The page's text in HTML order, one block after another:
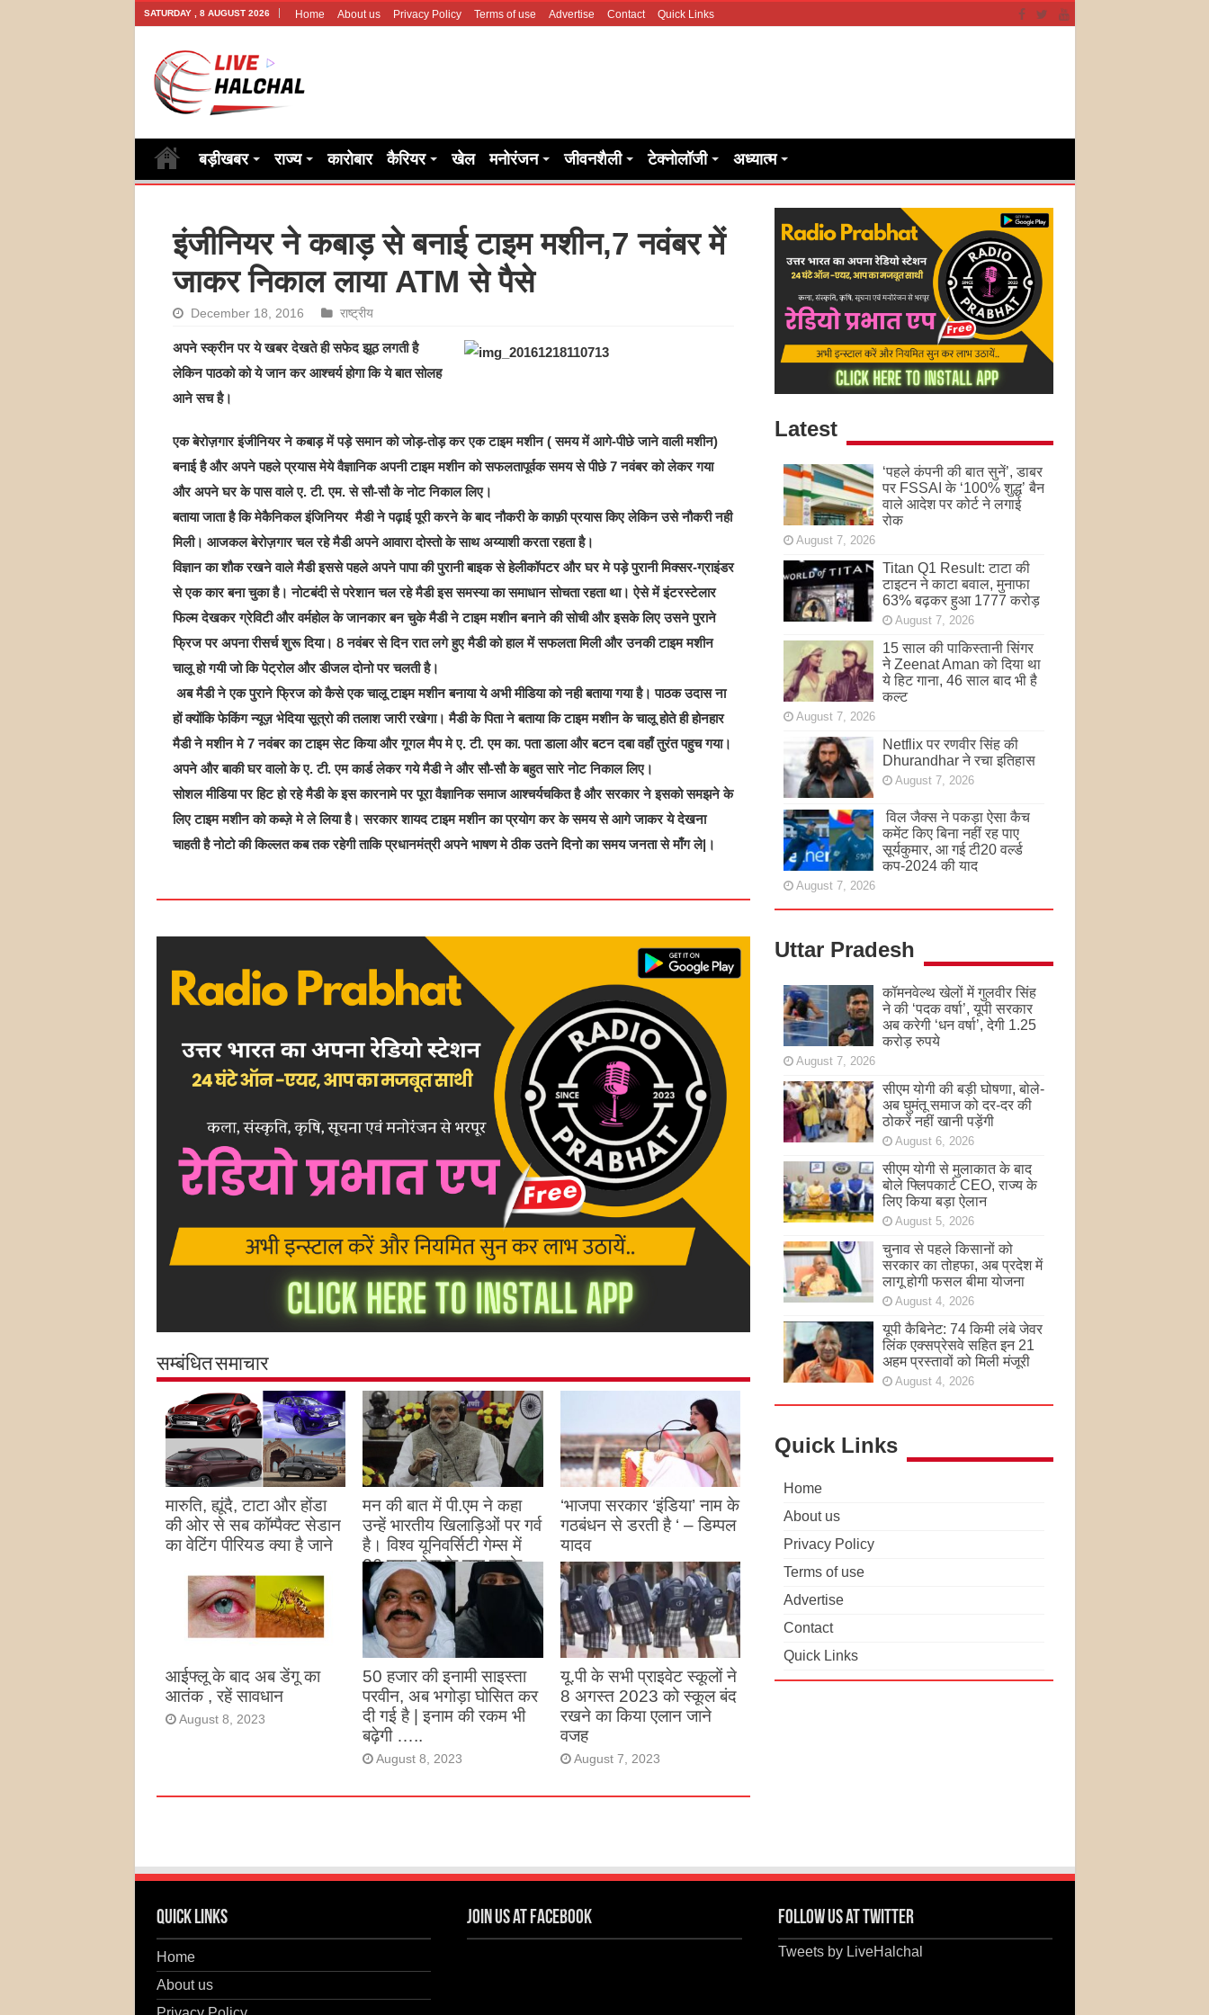
SATURDAY , 8 AUGUST 2026 Home About us Privacy Policy Terms of use Advertise Contact Quick Links
बड़ीखबर राज्य कारोबार कैरियर खेल मनोरंजन जीवनशैली टेक्नोलॉजी अध्यात्म
इंजीनियर ने कबाड़ से बनाई टाइम मशीन,7 नवंबर में
जाकर निकाल लाया ATM से पैसे
December 18, 2016 राष्ट्रीय
अपने स्क्रीन पर ये खबर देखते ही सफेद झूठ लगती है
लेकिन पाठको को ये जान कर आश्चर्य होगा कि ये बात सोलह
आने सच है।
एक बेरोज़गार इंजीनियर ने कबाड़ में पड़े समान को जोड़-तोड़ कर एक टाइम मशीन ( समय में आगे-पीछे जाने वाली मशीन)
बनाई है और अपने पहले प्रयास मेये वैज्ञानिक अपनी टाइम मशीन को सफलतापूर्वक समय से पीछे 7 नवंबर को लेकर गया
और अपने घर के पास वाले ए. टी. एम. से सौ-सौ के नोट निकाल लिए।
बताया जाता है कि मेकैनिकल इंजिनियर मैडी ने पढ़ाई पूरी करने के बाद नौकरी के काफ़ी प्रयास किए लेकिन उसे नौकरी नही
मिली। आजकल बेरोज़गार चल रहे मैडी अपने आवारा दोस्तो के साथ अय्याशी करता रहता है।
विज्ञान का शौक रखने वाले मैडी इससे पहले अपने पापा की पुरानी बाइक से हेलीकॉपटर और घर मे पड़े पुरानी मिक्सर-ग्राइंडर
से एक कार बना चुका है। नोटबंदी से परेशान चल रहे मैडी इस समस्या का समाधान सोचता रहता था। ऐसे में इंटरस्टेलार
फिल्म देखकर ग्रेविटी और वर्महोल के जानकार बन चुके मैडी ने टाइम मशीन बनाने की सोची और इसके लिए उसने पुराने
फ्रिज पर अपना रीसर्च शुरू दिया। 8 नवंबर से दिन रात लगे हुए मैडी को हाल में सफलता मिली और उनकी टाइम मशीन
चालू हो गयी जो कि पेट्रोल और डीजल दोनो पर चलती है।
अब मैडी ने एक पुराने फ्रिज को कैसे एक चालू टाइम मशीन बनाया ये अभी मीडिया को नही बताया गया है। पाठक उदास ना
हों क्योंकि फेकिंग न्यूज़ भेदिया सूत्रो की तलाश जारी रखेगा। मैडी के पिता ने बताया कि टाइम मशीन के चालू होते ही होनहार
मैडी ने मशीन मे 7 नवंबर का टाइम सेट किया और गूगल मैप मे ए. टी. एम का. पता डाला और बटन दबा वहाँ तुरंत पहुच गया।
अपने और बाकी घर वालो के ए. टी. एम कार्ड लेकर गये मैडी ने और सौ-सौ के बहुत सारे नोट निकाल लिए।
सोशल मीडिया पर हिट हो रहे मैडी के इस कारनामे पर पूरा वैज्ञानिक समाज आश्चर्यचकित है और सरकार ने इसको समझने के
लिए टाइम मशीन को कब्ज़े मे ले लिया है। सरकार शायद टाइम मशीन का प्रयोग कर के समय से आगे जाकर ये देखना
चाहती है नोटो की किल्लत कब तक रहेगी ताकि प्रधानमंत्री अपने भाषण मे ठीक उतने दिनो का समय जनता से माँग ले|।
सम्बंधित समाचार
मारुति, ह्यूंदै, टाटा और होंडा
की ओर से सब कॉम्पैक्ट सेडान
का वेटिंग पीरियड क्या है जाने
मन की बात में पी.एम ने कहा
उन्हें भारतीय खिलाड़िओं पर गर्व
है। विश्व यूनिवर्सिटी गेम्स में
26 पदक देश के नाम करके
उन्होंने देश का नाम रोशन किया
है
August 27, 2023
‘भाजपा सरकार ‘इंडिया’ नाम के
गठबंधन से डरती है ‘ – डिम्पल
यादव
August 26, 2023
आईफ्लू के बाद अब डेंगू का
आतंक , रहें सावधान
August 8, 2023
50 हजार की इनामी साइस्ता
परवीन, अब भगोड़ा घोसित कर
दी गई है | इनाम की रकम भी
बढ़ेगी …..
August 8, 2023
यू.पी के सभी प्राइवेट स्कूलों ने
8 अगस्त 2023 को स्कूल बंद
रखने का किया एलान जाने
वजह
August 7, 2023
Latest
‘पहले कंपनी की बात सुनें’, डाबर
पर FSSAI के ‘100% शुद्ध’ बैन
वाले आदेश पर कोर्ट ने लगाई
रोक
August 7, 2026
Titan Q1 Result: टाटा की
टाइटन ने काटा बवाल, मुनाफा
63% बढ़कर हुआ 1777 करोड़
August 7, 2026
15 साल की पाकिस्तानी सिंगर
ने Zeenat Aman को दिया था
ये हिट गाना, 46 साल बाद भी है
कल्ट
August 7, 2026
Netflix पर रणवीर सिंह की
Dhurandhar ने रचा इतिहास
August 7, 2026
विल जैक्स ने पकड़ा ऐसा कैच
कमेंट किए बिना नहीं रह पाए
सूर्यकुमार, आ गई टी20 वर्ल्ड
कप-2024 की याद
August 7, 2026
Uttar Pradesh
कॉमनवेल्थ खेलों में गुलवीर सिंह
ने की ‘पदक वर्षा’, यूपी सरकार
अब करेगी ‘धन वर्षा’, देगी 1.25
करोड़ रुपये
August 7, 2026
सीएम योगी की बड़ी घोषणा, बोले-
अब घुमंतू समाज को दर-दर की
ठोकरें नहीं खानी पड़ेंगी
August 6, 2026
सीएम योगी से मुलाकात के बाद
बोले फ्लिपकार्ट CEO, राज्य के
लिए किया बड़ा ऐलान
August 5, 2026
चुनाव से पहले किसानों को
सरकार का तोहफा, अब प्रदेश में
लागू होगी फसल बीमा योजना
August 4, 2026
यूपी कैबिनेट: 74 किमी लंबे जेवर
लिंक एक्सप्रेसवे सहित इन 21
अहम प्रस्तावों को मिली मंजूरी
August 4, 2026
Quick Links
Home
About us
Privacy Policy
Terms of use
Advertise
Contact
Quick Links
Quick Links
Home
About us
Join us at Facebook Follow us at Twitter
Tweets by LiveHalchal